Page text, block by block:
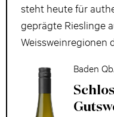
steht heute für
geprägte Rieslinge
Weissweinregionen
Baden